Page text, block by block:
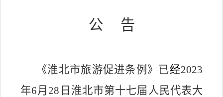
公 告
《淮北市旅游促进条例》已经2023
年6月 28 日淮北市第十七届人民代表大